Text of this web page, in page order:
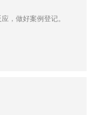
，做好案例登记。